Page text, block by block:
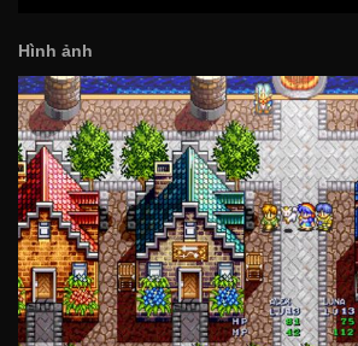
Hình ảnh